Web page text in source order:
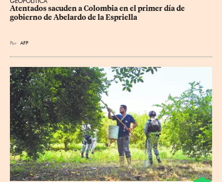
Atentados sacuden a Colombia en el primer día de
gobierno de Abelardo de la Espriella
Por AFP